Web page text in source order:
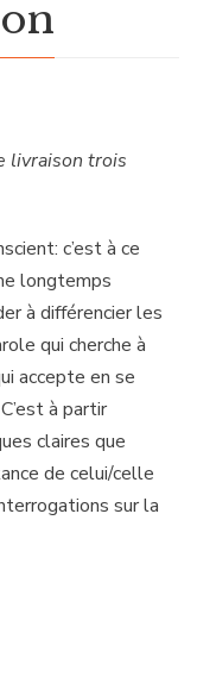
livraison trois
c’est à ce
longtemps
à différencier les
qui cherche à
accepte en se
à partir
claires que
de celui/celle
sur la